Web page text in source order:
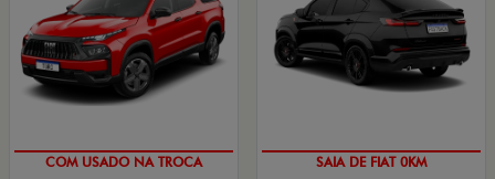
OPORTUNIDADE PREÇO IMPERDÍVEL